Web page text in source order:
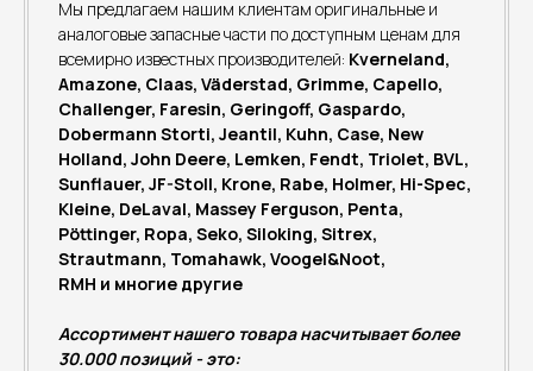
Мы предлагаем нашим клиентам оригинальные и
аналоговые запасные части по доступным ценам для
всемирно известных производителей: Kverneland,
Amazone, Claas, Väderstad, Grimme, Capello,
Challenger, Faresin, Geringoff, Gaspardo,
Dobermann Storti, Jeantil, Kuhn, Case, New
Holland, John Deere, Lemken, Fendt, Triolet, BVL,
Sunflauer, JF-Stoll, Krone, Rabe, Holmer, Hi-Spec,
Kleine, DeLaval, Massey Ferguson, Penta,
Pöttinger, Ropa, Seko, Siloking, Sitrex,
Strautmann, Tomahawk, Voogel&Noot,
RMH и многие другие
Ассортимент нашего товара насчитывает более
30.000 позиций - это: